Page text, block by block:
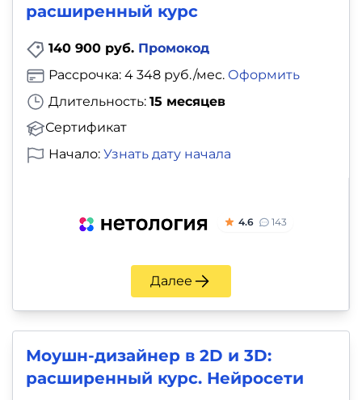
расширенный курс
140 900 руб. Промокод
Длительность: 15 месяцев
Сертификат
Рассрочка: 4 348 руб./мес. Оформить
Начало: Узнать дату начала
4.6 143
Далее
Моушн-дизайнер в 2D и 3D:
расширенный курс. Нейросети